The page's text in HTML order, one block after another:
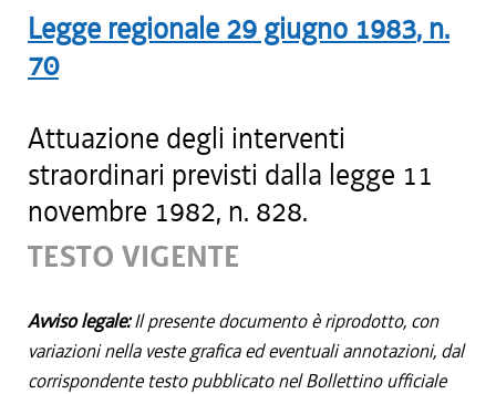
Legge regionale 29 giugno 1983, n.
70
Attuazione degli interventi
straordinari previsti dalla legge 11
novembre 1982, n. 828.
TESTO VIGENTE
Avviso legale:Il presente documento è riprodotto, con
variazioni nella veste grafica ed eventuali annotazioni, dal
corrispondente testo pubblicato nel Bollettino ufficiale